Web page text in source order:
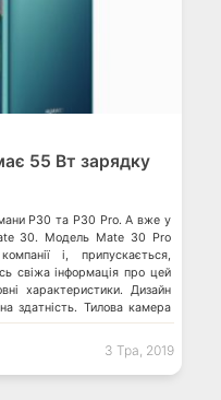
55 Вт зарядку
P30 та P30 Pro. А вже у
30. Модель Mate 30 Pro
і, припускається,
свіжа інформація про цей
характеристики. Дизайн
здатність. Тилова камера
3 Тра, 2019